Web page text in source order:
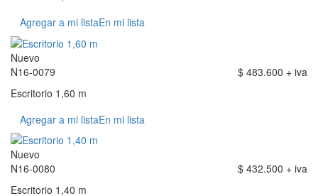
Agregar a mi listaEn mi lista
Nuevo
N16-0079
$ 483.600 + iva
Escritorio 1,60 m
Agregar a mi listaEn mi lista
Nuevo
N16-0080
$ 432.500 + iva
Escritorio 1,40 m